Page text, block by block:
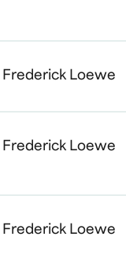
Frederick Loewe
Frederick Loewe
Frederick Loewe